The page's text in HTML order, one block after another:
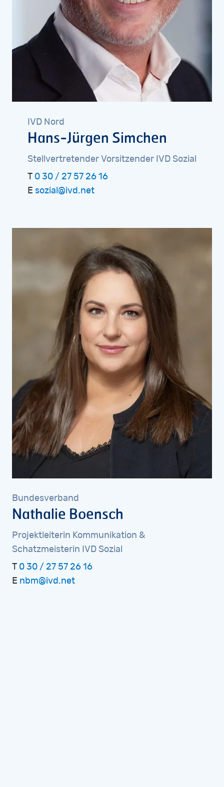
IVD Nord
Hans-Jürgen Simchen
Stellvertretender Vorsitzender IVD Sozial
T 0 30 / 27 57 26 16
E sozial@ivd.net
Bundesverband
Nathalie Boensch
Projektleiterin Kommunikation &
Schatzmeisterin
IVD Sozial
T 0 30 / 27 57 26 16
E nbm@ivd.net